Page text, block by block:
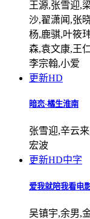
王源,张雪迎,
沙,翟潇闻,张
杨,鹿骐,叶筱
森,袁文康,王
李宗翰,小爱
更新HD
暗恋·橘生淮南
张雪迎,辛云
宏波
更新HD中字
爱我就陪我看电
吴镇宇,余男,